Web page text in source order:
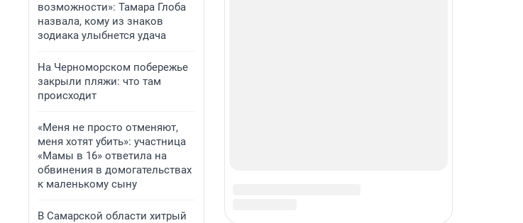
возможности»: Тамара Глоба
назвала, кому из знаков
зодиака улыбнется удача
На Черноморском побережье
закрыли пляжи: что там
происходит
«Меня не просто отменяют,
меня хотят убить»: участница
«Мамы в 16» ответила на
обвинения в домогательствах
к маленькому сыну
В Самарской области хитрый